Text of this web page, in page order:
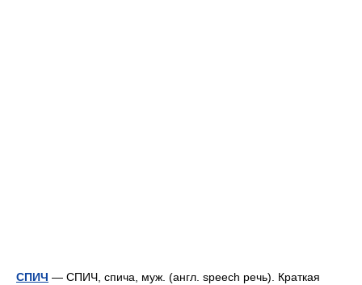
СПИЧ — СПИЧ, спича, муж. (англ. speech речь). Краткая